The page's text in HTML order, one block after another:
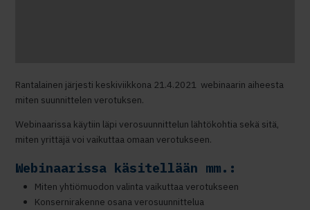
Rantalainen järjesti keskiviikkona 21.4.2021 webinaarin aiheesta
miten suunnittelen verotuksen.
Webinaarissa käytiin läpi verosuunnittelun lähtökohtia sekä sitä,
miten yrittäjä voi vaikuttaa omaan verotukseen.
Webinaarissa käsitellään mm.:
Miten yhtiömuodon valinta vaikuttaa verotukseen
Konsernirakenne osana verosuunnittelua